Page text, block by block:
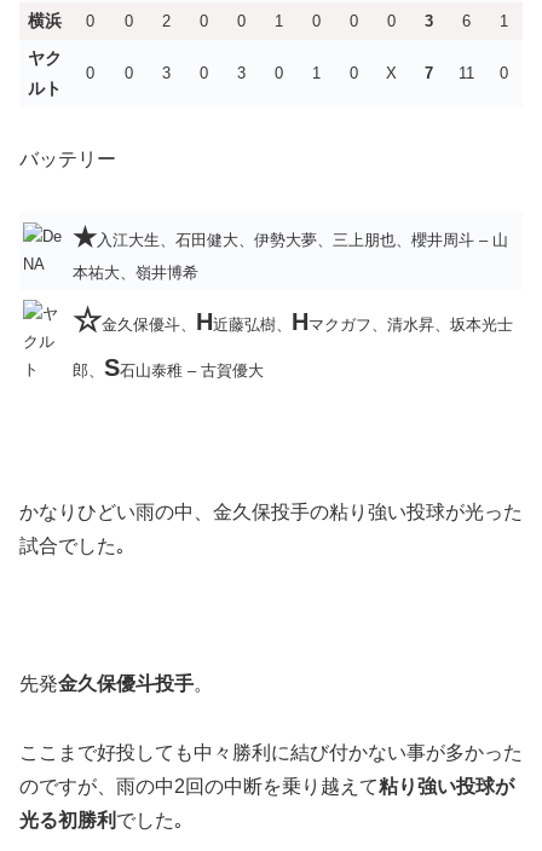
横浜 0 0 2 0 0 1 0 0 0 3 6 1
ヤク
ルト
0 0 3 0 3 0 1 0 X 7 11 0
バッテリー
★ 入江大生、石田健大、伊勢大夢、三上朋也、櫻井周斗 – 山
本祐大、嶺井博希
☆金久保優斗、 H近藤弘樹、 Hマクガフ、清水昇、坂本光士
郎、 S石山泰稚 – 古賀優大
かなりひどい雨の中、金久保投手の粘り強い投球が光った
試合でした｡
先発金久保優斗投手。
ここまで好投しても中々勝利に結び付かない事が多かった
のですが、雨の中2回の中断を乗り越えて粘り強い投球が
光る初勝利 でした｡